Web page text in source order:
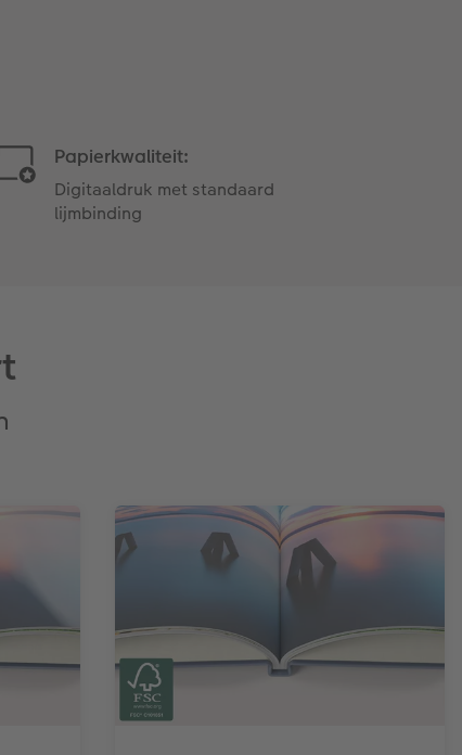
Papierkwaliteit:
Digitaaldruk met standaard
lijmbinding